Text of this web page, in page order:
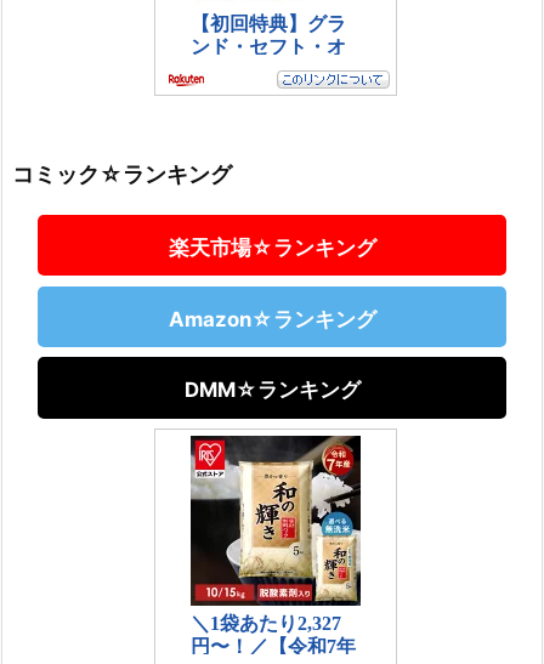
コミック☆ランキング
楽天市場☆ランキング
Amazon☆ランキング
DMM☆ランキング